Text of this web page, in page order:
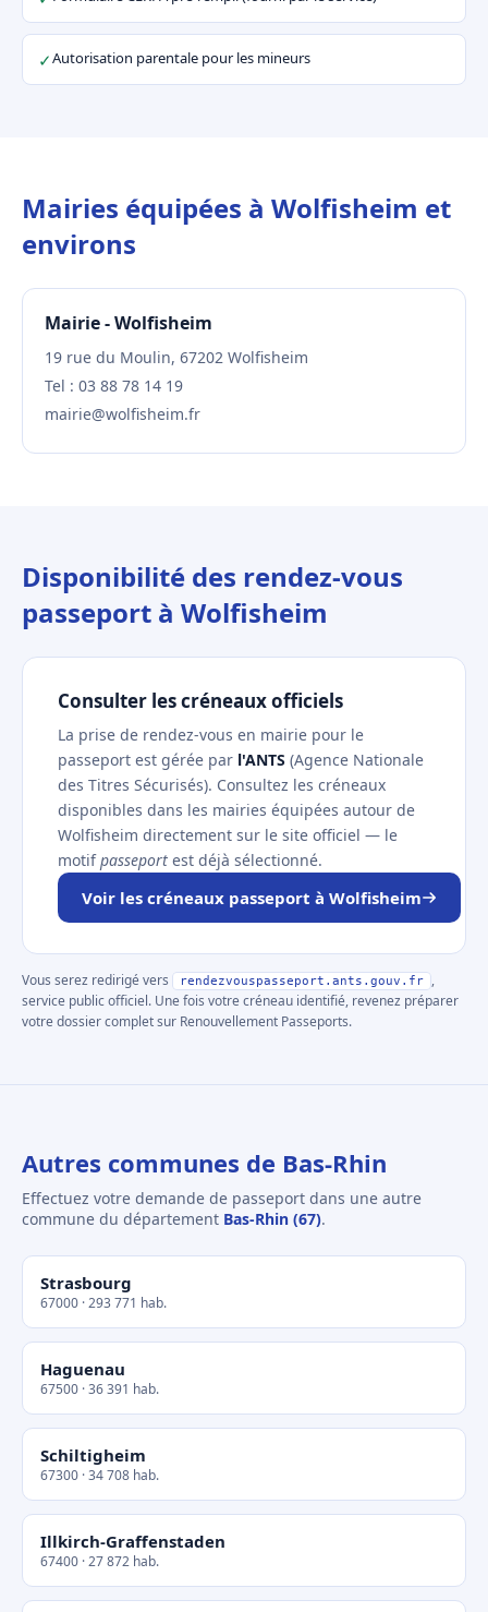
✓Autorisation parentale pour les mineurs
Mairies équipées à Wolfisheim et
environs
Mairie - Wolfisheim
19 rue du Moulin, 67202 Wolfisheim
Tel : 03 88 78 14 19
mairie@wolfisheim.fr
Disponibilité des rendez-vous
passeport à Wolfisheim
Consulter les créneaux officiels
La prise de rendez-vous en mairie pour le
passeport est gérée par l'ANTS (Agence Nationale
des Titres Sécurisés). Consultez les créneaux
disponibles dans les mairies équipées autour de
Wolfisheim directement sur le site officiel — le
motifpasseport est déjà sélectionné.
Voir les créneaux passeport à Wolfisheim
Vous serez redirigé vers rendezvouspasseport.ants.gouv.fr
,
service public officiel. Une fois votre créneau identifié, revenez préparer
votre dossier complet sur Renouvellement Passeports.
Autres communes de Bas-Rhin
Effectuez votre demande de passeport dans une autre
commune du département Bas-Rhin (67).
Strasbourg
67000 · 293 771 hab.
Haguenau
67500 · 36 391 hab.
Schiltigheim
67300 · 34 708 hab.
Illkirch-Graffenstaden
67400 · 27 872 hab.